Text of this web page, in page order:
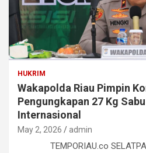
HUKRIM
Wakapolda Riau Pimpin
Pengungkapan 27 Kg
Internasional
May 2, 2026 admin
TEMPORIAU.co